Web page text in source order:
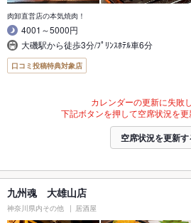
肉卸直営店の本気焼肉！
4001～5000円
大磯駅から徒歩3分/ﾌﾟﾘﾝｽﾎﾃﾙ車6分
口コミ投稿特典対象店
カレンダーの更新に失敗
下記ボタンを押して空席状況を更
空席状況を更新す
九州魂 大雄山店
神奈川県内その他 居酒屋